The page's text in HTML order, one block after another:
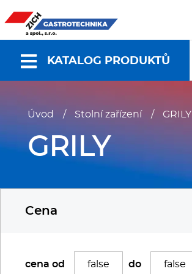
KATALOG PRODUKTŮ
Nabídky a katalogy
Gastronádoby
Úvod / Stolní zařízení / GRILY
GRILY
Cena
cena od do